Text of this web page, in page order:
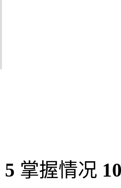
5 掌握情况